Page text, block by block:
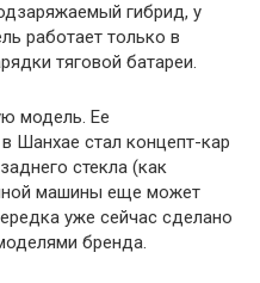
гибрид, у
работает только в
тяговой батареи.
модель. Ее
Шанхае стал концепт-кар
стекла (как
машины еще может
уже сейчас сделано
бренда.